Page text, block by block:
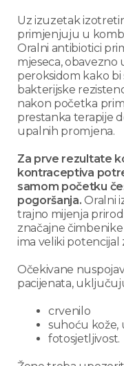
Uz izuzetak
primjenjuju u
Oralni antibiotici
mjeseca,
peroksidom kako bi
bakterijske
nakon početka
prestanka terapije
upalnih promjena.
Za prve rezultate
kontraceptiva
samom početku
pogoršanja. Oralni
trajno mijenja
značajne
ima veliki potencijal
Očekivane
pacijenata,
crvenilo
suhoću kože,
fotosjetljivost.